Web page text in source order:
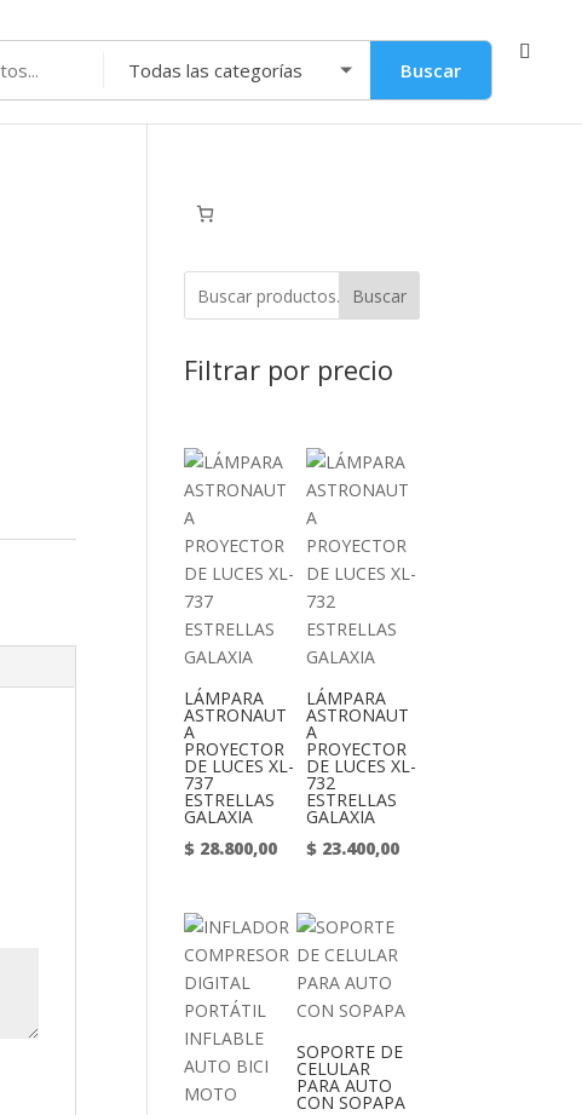
Buscar
Buscar
Filtrar por precio
LÁMPARA
ASTRONAUT
A
PROYECTOR
DE LUCES XL-
737
ESTRELLAS
GALAXIA
$ 28.800,00
LÁMPARA
ASTRONAUT
A
PROYECTOR
DE LUCES XL-
732
ESTRELLAS
GALAXIA
$ 23.400,00
SOPORTE DE
CELULAR
PARA AUTO
CON SOPAPA